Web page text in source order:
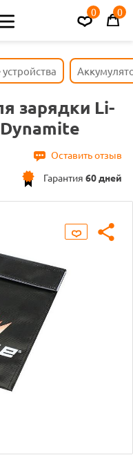
0 0
зарядки Li-
Оставить отзыв
Гарантия 60 дней